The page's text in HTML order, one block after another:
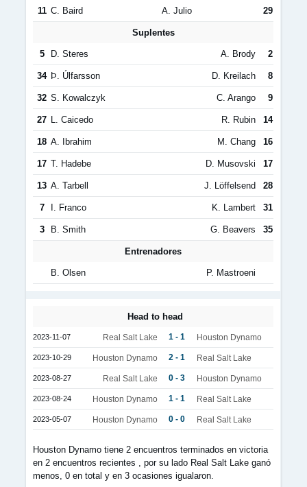
11 C. Baird A. Julio 29
Suplentes
5 D. Steres A. Brody 2
34 Þ. Úlfarsson D. Kreilach 8
32 S. Kowalczyk C. Arango 9
27 L. Caicedo R. Rubin 14
18 A. Ibrahim M. Chang 16
17 T. Hadebe D. Musovski 17
13 A. Tarbell J. Löffelsend 28
7 I. Franco K. Lambert 31
3 B. Smith G. Beavers 35
Entrenadores
B. Olsen P. Mastroeni
Head to head
2023-11-07 Real Salt Lake 1 - 1 Houston Dynamo
2023-10-29 Houston Dynamo 2 - 1 Real Salt Lake
2023-08-27 Real Salt Lake 0 - 3 Houston Dynamo
2023-08-24 Houston Dynamo 1 - 1 Real Salt Lake
2023-05-07 Houston Dynamo 0 - 0 Real Salt Lake
Houston Dynamo tiene 2 encuentros terminados en victoria
en 2 encuentros recientes , por su lado Real Salt Lake ganó
menos, 0 en total y en 3 ocasiones igualaron.